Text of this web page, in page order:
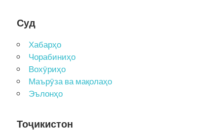
Суд
Хабарҳо
Чорабиниҳо
Вохӯриҳо
Маърӯза ва мақолаҳо
Эълонҳо
Тоҷикистон